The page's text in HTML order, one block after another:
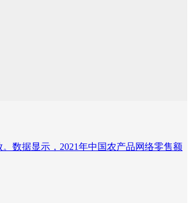
数据显示，2021年中国农产品网络零售额